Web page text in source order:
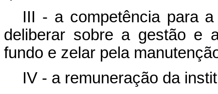
III - a competência para
deliberar sobre a gestão e
fundo e zelar pela
IV - a remuneração da